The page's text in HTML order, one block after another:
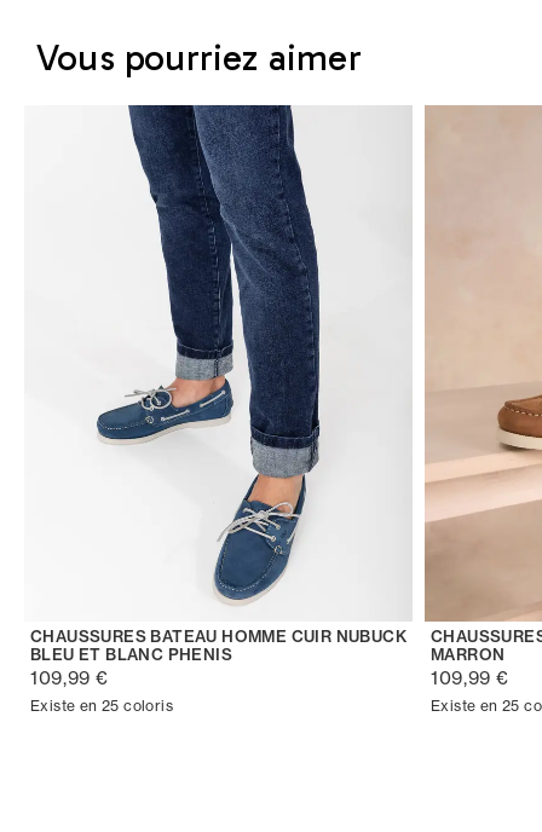
Vous pourriez aimer
CHAUSSURES BATEAU HOMME CUIR NUBUCK
BLEU ET BLANC PHENIS
109,99 €
Existe en 25 coloris
MARRON
109,99 €
Existe en 25